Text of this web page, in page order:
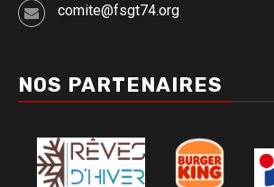
comite@fsgt74.org
NOS PARTENAIRES